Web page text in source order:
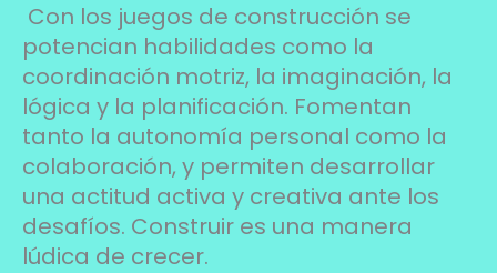
Con los juegos de construcción se
potencian habilidades como la
coordinación motriz, la imaginación, la
lógica y la planificación. Fomentan
tanto la autonomía personal como la
colaboración, y permiten desarrollar
una actitud activa y creativa ante los
desafíos. Construir es una manera
lúdica de crecer.